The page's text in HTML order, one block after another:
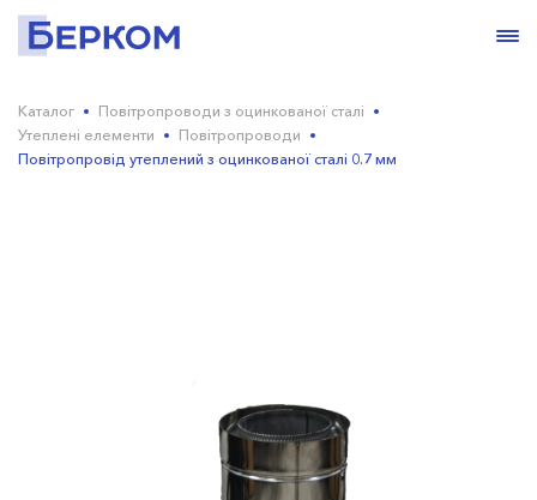
Каталог
Повітропроводи з оцинкованої сталі
Утеплені елементи
Повітропроводи
Повітропровід утеплений з оцинкованої сталі 0.7 мм